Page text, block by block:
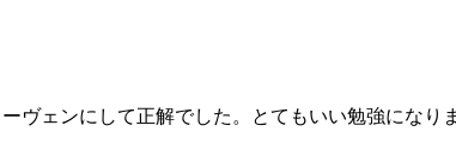
ヴェンにして正解でした。とてもいい勉強になり